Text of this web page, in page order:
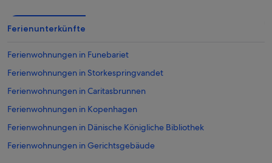
Ferienunterkünfte
Ferienwohnungen in Funebariet
Ferienwohnungen in Storkespringvandet
Ferienwohnungen in Caritasbrunnen
Ferienwohnungen in Kopenhagen
Ferienwohnungen in Dänische Königliche Bibliothek
Ferienwohnungen in Gerichtsgebäude